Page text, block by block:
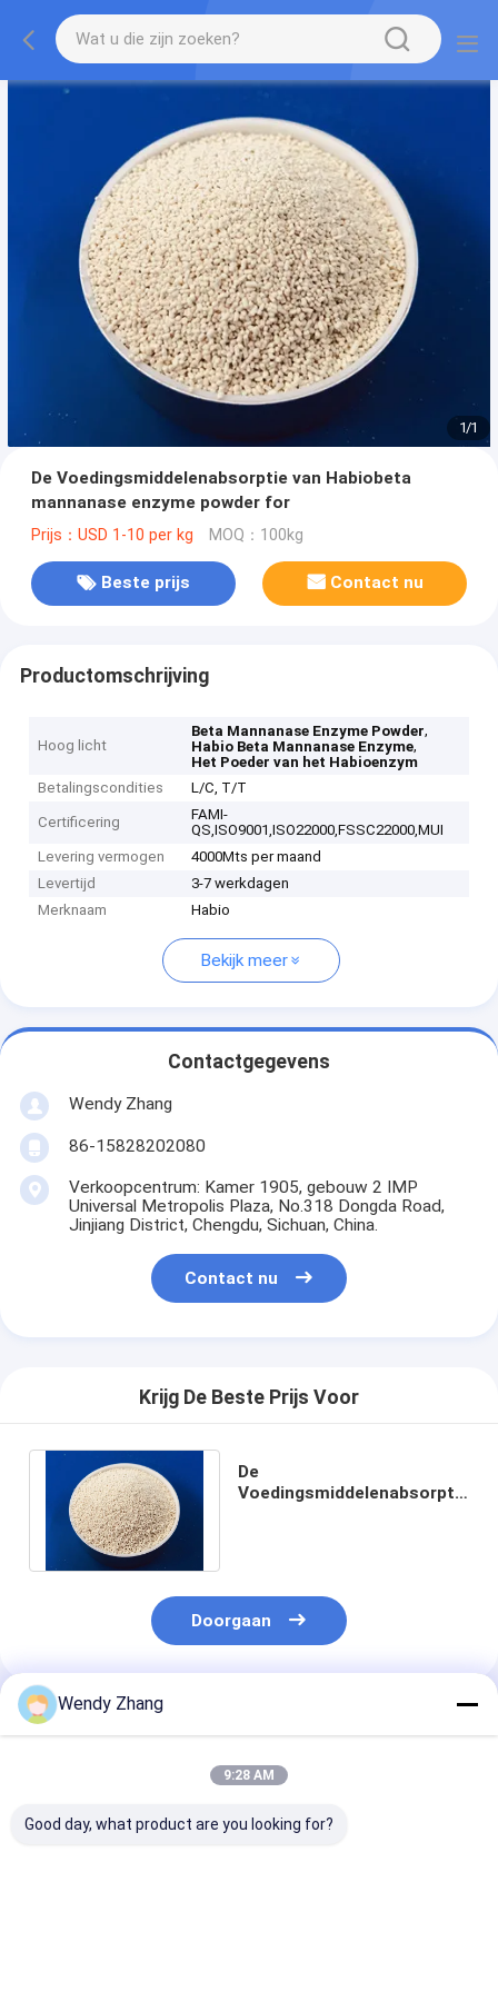
1/1
De Voedingsmiddelenabsorptie van Habiobeta
mannanase enzyme powder for
Prijs：USD 1-10 per kg MOQ：100kg
Beste prijs Contact nu
Productomschrijving
Hoog licht
Beta Mannanase Enzyme Powder,
Habio Beta Mannanase Enzyme,
Het Poeder van het Habioenzym
Betalingscondities
L/C, T/T
Certificering
FAMI-
QS,ISO9001,ISO22000,FSSC22000,MUI
Levering vermogen
4000Mts per maand
Levertijd
3-7 werkdagen
Merknaam
Habio
Bekijk meer
Contactgegevens
Wendy Zhang
86-15828202080
Verkoopcentrum: Kamer 1905, gebouw 2 IMP
Universal Metropolis Plaza, No.318 Dongda Road,
Jinjiang District, Chengdu, Sichuan, China.
Contact nu
Krijg De Beste Prijs Voor
De
Voedingsmiddelenabsorptie
Doorgaan
Geadviseerde Producten
Wendy Zhang
9:28 AM
Good day, what product are you looking for?